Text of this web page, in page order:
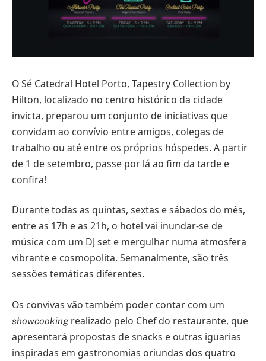
O Sé Catedral Hotel Porto, Tapestry Collection by
Hilton, localizado no centro histórico da cidade
invicta, preparou um conjunto de iniciativas que
convidam ao convívio entre amigos, colegas de
trabalho ou até entre os próprios hóspedes. A partir
de 1 de setembro, passe por lá ao fim da tarde e
confira!
Durante todas as quintas, sextas e sábados do mês,
entre as 17h e as 21h, o hotel vai inundar-se de
música com um DJ set e mergulhar numa atmosfera
vibrante e cosmopolita. Semanalmente, são três
sessões temáticas diferentes.
Os convivas vão também poder contar com um
showcookingrealizado pelo Chef do restaurante, que
apresentará propostas de snacks e outras iguarias
inspiradas em gastronomias oriundas dos quatro